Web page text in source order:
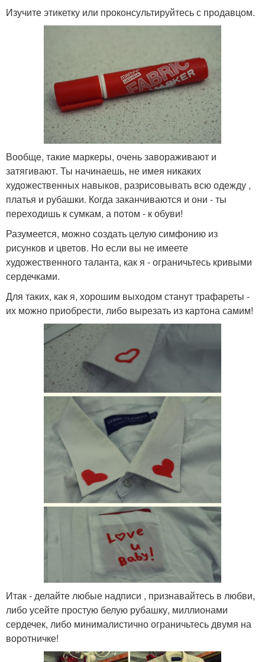
Изучите этикетку или проконсультируйтесь с продавцом.
Вообще, такие маркеры, очень завораживают и
затягивают. Ты начинаешь, не имея никаких
художественных навыков, разрисовывать всю одежду ,
платья и рубашки. Когда заканчиваются и они - ты
переходишь к сумкам, а потом - к обуви!
Разумеется, можно создать целую симфонию из
рисунков и цветов. Но если вы не имеете
художественного таланта, как я - ограничьтесь кривыми
сердечками.
Для таких, как я, хорошим выходом станут трафареты -
их можно приобрести, либо вырезать из картона самим!
Итак - делайте любые надписи , признавайтесь в любви,
либо усейте простую белую рубашку, миллионами
сердечек, либо минималистично ограничьтесь двумя на
воротничке!